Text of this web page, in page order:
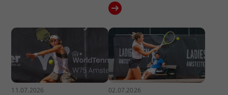
11.07.2026 02.07.2026